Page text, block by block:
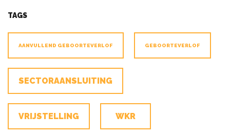
TAGS
AANVULLEND GEBOORTEVERLOF GEBOORTEVERLOF
SECTORAANSLUITING
VRIJSTELLING WKR